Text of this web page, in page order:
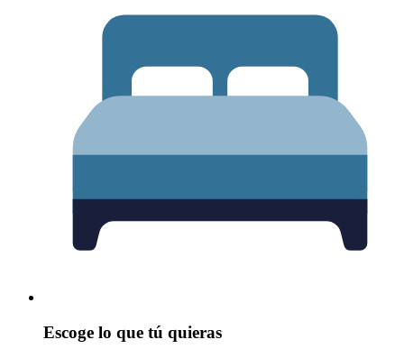
Escoge lo que tú quieras